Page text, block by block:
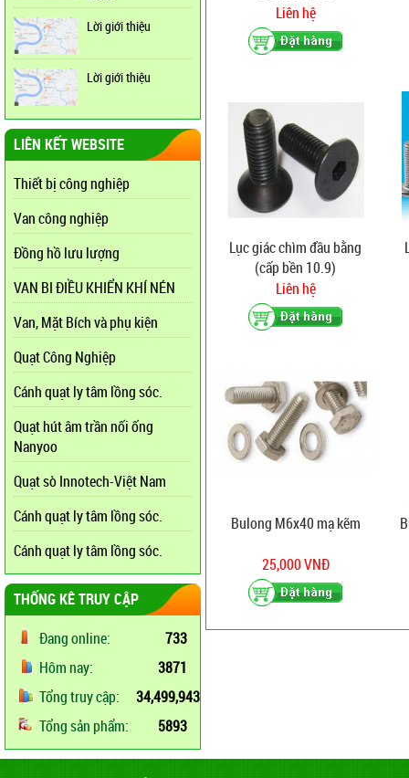
Lời giới thiệu
Lời giới thiệu
LIÊN KẾT WEBSITE
Thiết bị công nghiệp
Van công nghiệp
Đồng hồ lưu lượng
VAN BI ĐIỀU KHIỂN KHÍ NÉN
Van, Mặt Bích và phụ kiện
Quạt Công Nghiệp
Cánh quạt ly tâm lồng sóc.
Quạt hút âm trần nối ống
Nanyoo
Quạt sò Innotech-Việt Nam
Cánh quạt ly tâm lồng sóc.
Cánh quạt ly tâm lồng sóc.
THỐNG KÊ TRUY CẬP
Đang online:
733
Hôm nay:
3871
Tổng truy cập:
34,499,943
Tổng sản phẩm:
5893
Liên hệ
Lục giác chìm đầu bằng
(cấp bền 10.9)
Liên hệ
Bulong M6x40 mạ kẽm
25,000 VNĐ